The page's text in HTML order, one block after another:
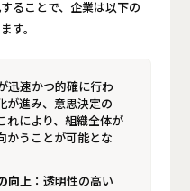
ることで、企業は以下の
す。
迅速かつ的確に行わ
が進み、意思決定の
れにより、組織全体が
かうことが可能とな
向上：透明性の高い